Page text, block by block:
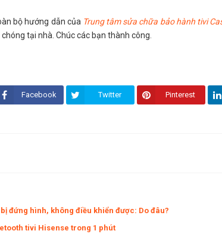
bộ hướng dẫn của Trung tâm sửa chữa bảo hành tivi
tại nhà. Chúc các bạn thành công.
Facebook Twitter Pinterest
đứng hình, không điều khiển được: Do đâu?
tivi Hisense trong 1 phút